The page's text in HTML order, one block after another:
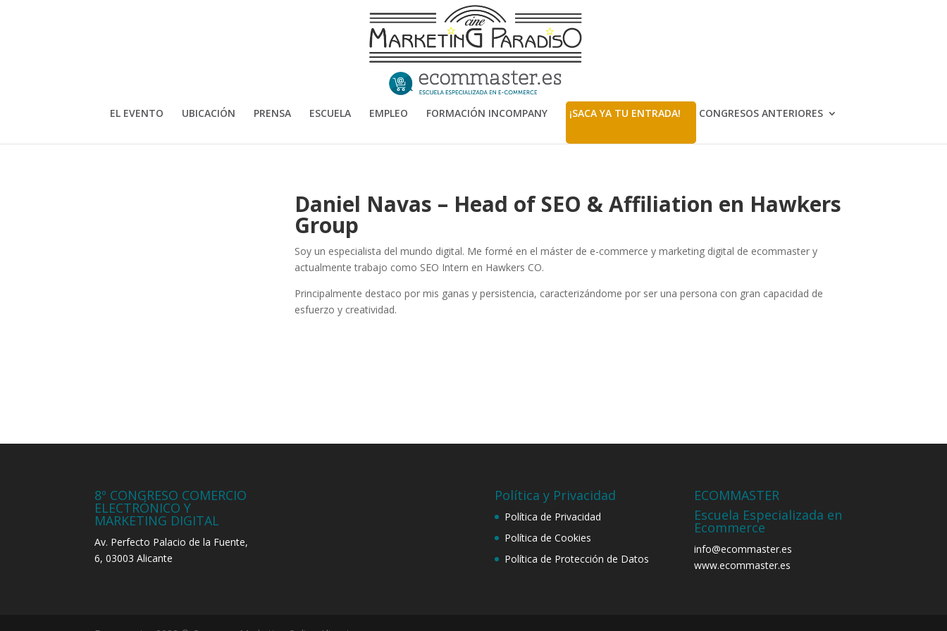
EL EVENTO UBICACIÓN PRENSA ESCUELA EMPLEO FORMACIÓN INCOMPANY ¡SACA YA TU ENTRADA! CONGRESOS ANTERIORES
Daniel Navas – Head of SEO & Affiliation en Hawkers
Group
Soy un especialista del mundo digital. Me formé en el máster de e-commerce y marketing digital de ecommaster y
actualmente trabajo como SEO Intern en Hawkers CO.
Principalmente destaco por mis ganas y persistencia, caracterizándome por ser una persona con gran capacidad de
esfuerzo y creatividad.
8º CONGRESO COMERCIO
ELECTRÓNICO Y
MARKETING DIGITAL
Av. Perfecto Palacio de la Fuente,
6, 03003 Alicante
Política y Privacidad
Política de Privacidad
Política de Cookies
Política de Protección de Datos
ECOMMASTER
Escuela Especializada en
Ecommerce
info@ecommaster.es
www.ecommaster.es